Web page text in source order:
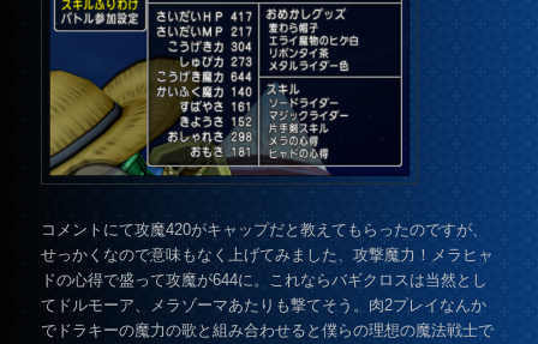
コメントにて攻魔420がキャップだと教えてもらったのですが、
せっかくなので意味もなく上げてみました、攻撃魔力！メラヒャ
ドの心得で盛って攻魔が644に。これならバギクロスは当然とし
てドルモーア、メラゾーマあたりも撃てそう。肉2プレイなんか
でドラキーの魔力の歌と組み合わせると僕らの理想の魔法戦士で